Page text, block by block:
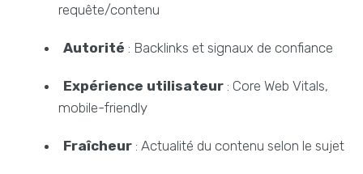
requête/contenu
Autorité : Backlinks et signaux de confiance
Expérience utilisateur : Core Web Vitals,
mobile-friendly
Fraîcheur : Actualité du contenu selon le sujet